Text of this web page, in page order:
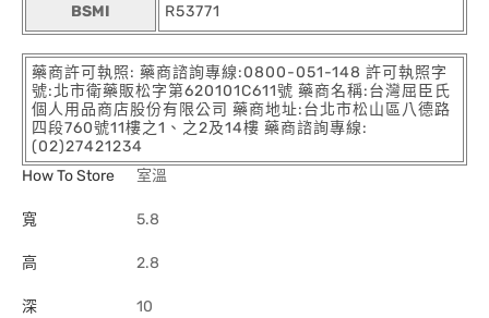
BSMI R53771
藥商許可執照: 藥商諮詢專線:0800-051-148 許可執照字
號:北市衛藥販松字第620101C611號 藥商名稱:台灣屈臣氏
個人用品商店股份有限公司 藥商地址:台北市松山區八德路
四段760號11樓之1、之2及14樓 藥商諮詢專線:
(02)27421234
How To Store
室溫
寬 5.8
高 2.8
深 10